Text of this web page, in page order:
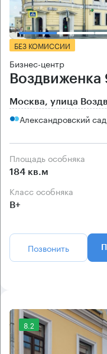
БЕЗ КОМИССИИ
Бизнес-центр
Воздвиженка
Москва, улица
Александровский
Площадь особняка
184 кв.м
Класс особняка
B+
Позвонить
8.2